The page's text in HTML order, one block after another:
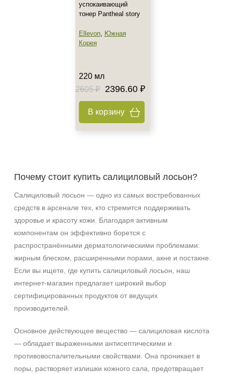
Гиалуроновая кислота
Вечер
успокаивающий
тонер Pantheal story
Ellevon, Южная
Корея
220 мл
2605 ₽
2396.60 ₽
В корзину
Почему стоит купить салициловый лосьон?
Салициловый лосьон — одно из самых востребованных
средств в арсенале тех, кто стремится поддерживать
здоровье и красоту кожи. Благодаря активным
компонентам он эффективно борется с
распространёнными дерматологическими проблемами:
жирным блеском, расширенными порами, акне и постакне.
Если вы ищете, где купить салициловый лосьон, наш
интернет‑магазин предлагает широкий выбор
сертифицированных продуктов от ведущих
производителей.
Основное действующее вещество — салициловая кислота
— обладает выраженными антисептическими и
противовоспалительными свойствами. Она проникает в
поры, растворяет излишки кожного сала, предотвращает